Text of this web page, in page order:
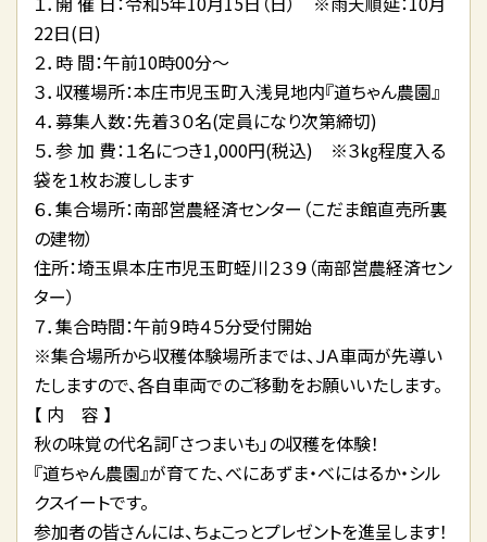
22日(日)
２．時 間：午前10時00分～
３．収穫場所：本庄市児玉町入浅見地内『道ちゃん農園』
４．募集人数：先着３０名(定員になり次第締切)
５．参 加 費：１名につき1,000円(税込) ※３㎏程度入る
袋を１枚お渡しします
６．集合場所：南部営農経済センター（こだま館直売所裏
の建物）
住所：埼玉県本庄市児玉町蛭川２３９（南部営農経済セン
ター）
７．集合時間：午前９時４５分受付開始
※集合場所から収穫体験場所までは、ＪＡ車両が先導い
たしますので、各自車両でのご移動をお願いいたします。
【 内 容 】
秋の味覚の代名詞「さつまいも」の収穫を体験！
『道ちゃん農園』が育てた、べにあずま・べにはるか・シル
クスイートです。
参加者の皆さんには、ちょこっとプレゼントを進呈します！